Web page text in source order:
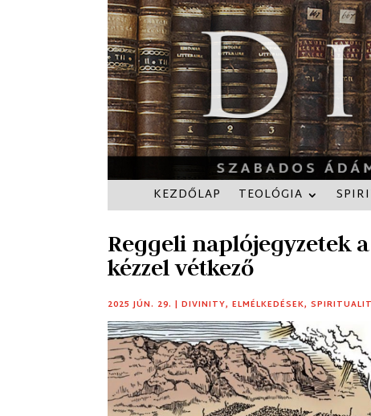
KEZDŐLAP TEOLÓGIA
Reggeli naplójegyzetek
kézzel vétkező
2025 JÚN. 29. |DIVINITY,ELMÉLKEDÉSEK,